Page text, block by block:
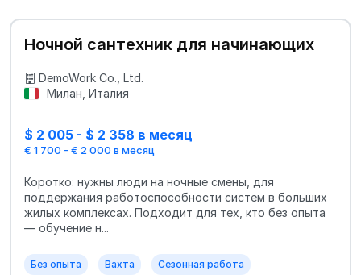
Ночной сантехник для начинающих
DemoWork Co., Ltd.
Милан, Италия
$ 2 005 - $ 2 358 в месяц
€ 1 700 - € 2 000 в месяц
Коротко: нужны люди на ночные смены, для
поддержания работоспособности систем в больших
жилых комплексах. Подходит для тех, кто без опыта
— обучение н...
Без опыта Вахта Сезонная работа